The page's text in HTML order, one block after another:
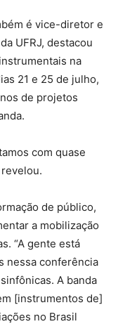
é vice-diretor e
UFRJ, destacou
na
21 e 25 de julho,
de projetos
com quase
de público,
a mobilização
“A gente está
nessa conferência
A banda
[instrumentos de]
no Brasil